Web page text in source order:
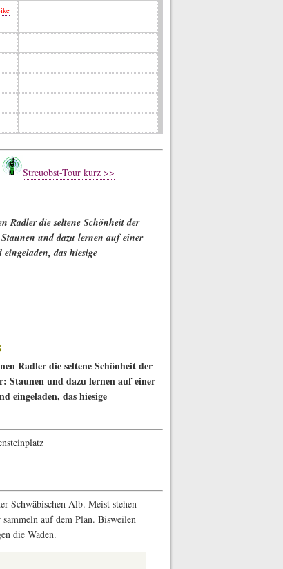
Streuobst-Tour kurz >>
Radler die seltene Schönheit der
und dazu lernen auf einer
das hiesige
Radler die seltene Schönheit der
Staunen und dazu lernen auf einer
eingeladen, das hiesige
Schwäbischen Alb. Meist stehen
auf dem Plan. Bisweilen
die Waden.